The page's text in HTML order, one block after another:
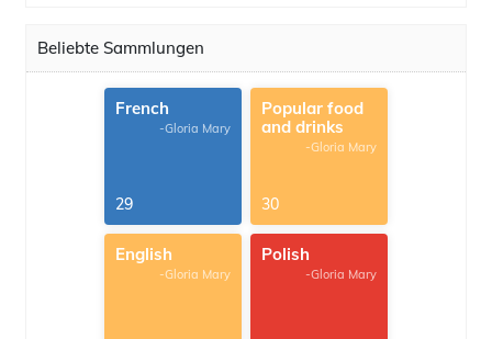
Beliebte Sammlungen
French
-Gloria Mary
29
Popular food
and drinks
-Gloria Mary
30
English
-Gloria Mary
Polish
-Gloria Mary